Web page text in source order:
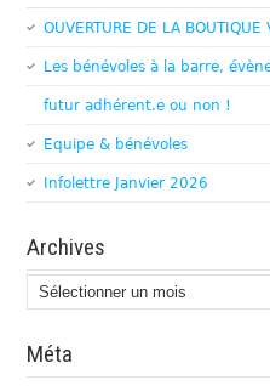
OUVERTURE DE LA
Les bénévoles à la barre,
futur adhérent.e ou non !
Equipe & bénévoles
Infolettre Janvier 2026
Archives
Archives
Méta